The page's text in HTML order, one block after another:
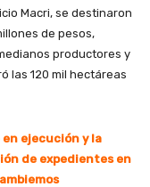
Macri, se destinaron
de pesos,
productores y
las 120 mil hectáreas
en ejecución y la
de expedientes en